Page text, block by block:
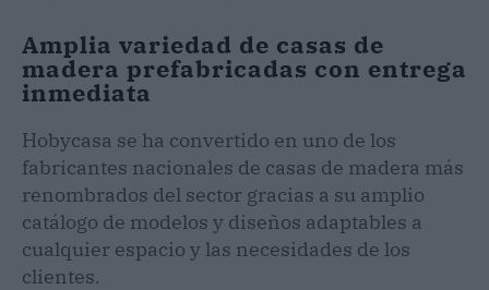
Amplia variedad de casas de
madera prefabricadas con entrega
inmediata
Hobycasa se ha convertido en uno de los
fabricantes nacionales de casas de madera más
renombrados del sector gracias a su amplio
catálogo de modelos y diseños adaptables a
cualquier espacio y las necesidades de los
clientes.